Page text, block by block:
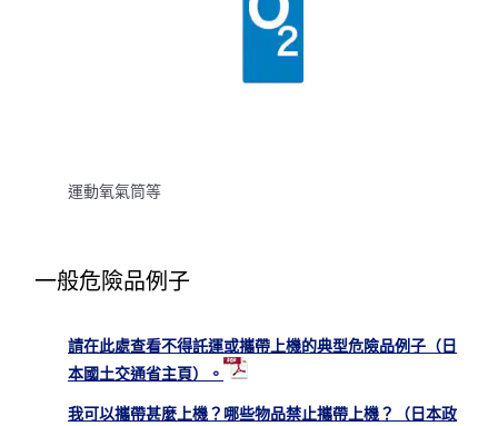
運動氧氣筒等
一般危險品例子
請在此處查看不得託運或攜帶上機的典型危險品例子（日
本國土交通省主頁）。
我可以攜帶甚麼上機？哪些物品禁止攜帶上機？（日本政